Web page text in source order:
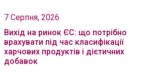
7 Серпня, 2026
Вихід на ринок ЄС: що потрібно
врахувати під час класифікації
харчових продуктів і дієтичних
добавок